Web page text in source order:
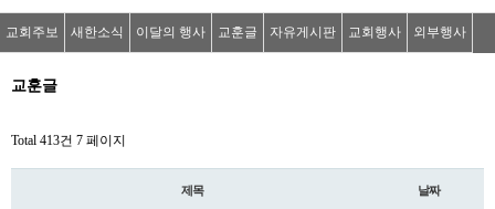
교회주보 새한소식 이달의 행사 교훈글 자유게시판 교회행사 외부행사
교훈글
Total 413건 7 페이지
제목 날짜